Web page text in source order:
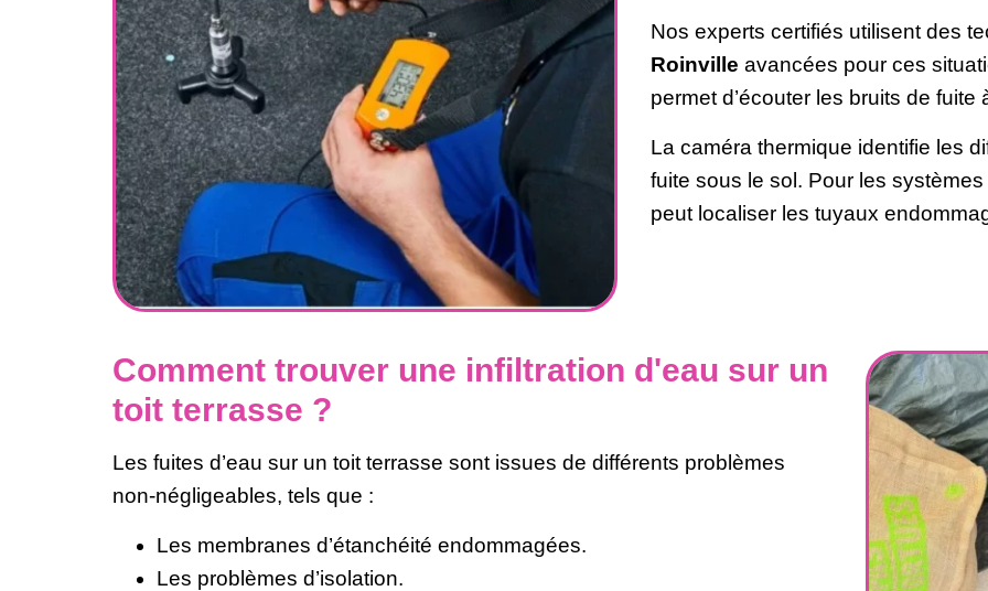
Nos experts certifiés utilisent des
Roinville avancées pour ces
permet d’écouter les bruits de fuite
La caméra thermique identifie les
fuite sous le sol. Pour les
peut localiser les tuyaux
Comment trouver une infiltration d'eau sur un
toit terrasse ?
Les fuites d’eau sur un toit terrasse sont issues de différents problèmes
non-négligeables, tels que :
Les membranes d’étanchéité endommagées.
Les problèmes d’isolation.